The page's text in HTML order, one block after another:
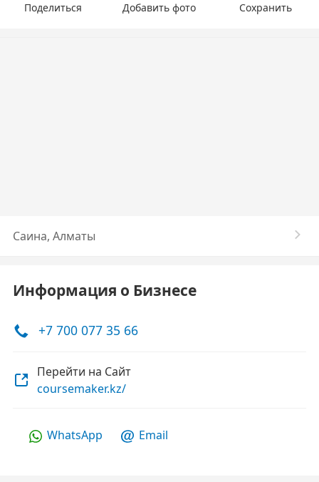
Поделиться Добавить фото Сохранить
Саина, Алматы
Информация о Бизнесе
+7 700 077 35 66
Перейти на Сайт
coursemaker.kz/
WhatsApp Email